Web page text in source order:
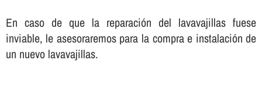
En caso de que la reparación del lavavajillas fuese
inviable, le asesoraremos para la compra e instalación de
un nuevo lavavajillas.